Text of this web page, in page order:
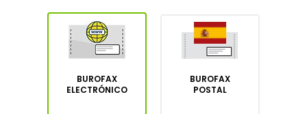
BUROFAX
ELECTRÓNICO
BUROFAX
POSTAL